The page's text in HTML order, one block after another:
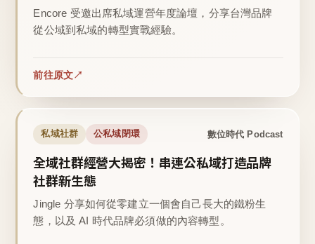
Encore 受邀出席私域運營年度論壇，分享台灣品牌
從公域到私域的轉型實戰經驗。
前往原文
私域社群 公私域閉環 數位時代 Podcast
全域社群經營大揭密！串連公私域打造品牌
社群新生態
Jingle 分享如何從零建立一個會自己長大的鐵粉生
態，以及 AI 時代品牌必須做的內容轉型。